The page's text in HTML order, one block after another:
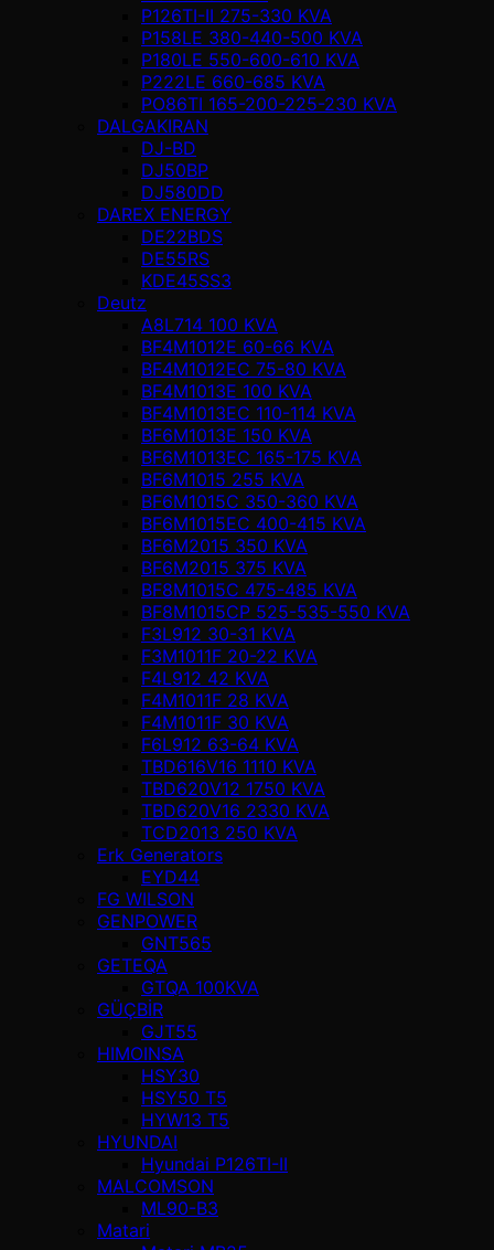
P126TI-II 275-330 KVA
P158LE 380-440-500 KVA
P180LE 550-600-610 KVA
P222LE 660-685 KVA
PO86TI 165-200-225-230 KVA
DALGAKIRAN
DJ-BD
DJ50BP
DJ580DD
DAREX ENERGY
DE22BDS
DE55RS
KDE45SS3
Deutz
A8L714 100 KVA
BF4M1012E 60-66 KVA
BF4M1012EC 75-80 KVA
BF4M1013E 100 KVA
BF4M1013EC 110-114 KVA
BF6M1013E 150 KVA
BF6M1013EC 165-175 KVA
BF6M1015 255 KVA
BF6M1015C 350-360 KVA
BF6M1015EC 400-415 KVA
BF6M2015 350 KVA
BF6M2015 375 KVA
BF8M1015C 475-485 KVA
BF8M1015CP 525-535-550 KVA
F3L912 30-31 KVA
F3M1011F 20-22 KVA
F4L912 42 KVA
F4M1011F 28 KVA
F4M1011F 30 KVA
F6L912 63-64 KVA
TBD616V16 1110 KVA
TBD620V12 1750 KVA
TBD620V16 2330 KVA
TCD2013 250 KVA
Erk Generators
EYD44
FG WILSON
GENPOWER
GNT565
GETEQA
GTQA 100KVA
GÜÇBİR
GJT55
HIMOINSA
HSY30
HSY50 T5
HYW13 T5
HYUNDAI
Hyundai P126TI-II
MALCOMSON
ML90-B3
Matari